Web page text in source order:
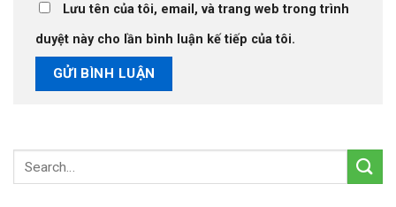
Lưu tên của tôi, email, và trang web trong trình
duyệt này cho lần bình luận kế tiếp của tôi.